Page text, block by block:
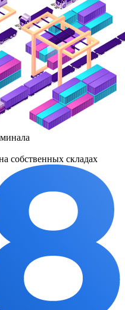
собственных складах